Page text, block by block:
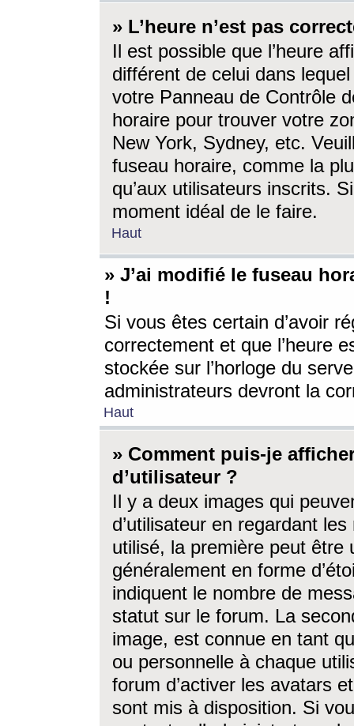
» L’heure n’est pas
Il est possible que l’heure
différent de celui dans
votre Panneau de Contrôle
horaire pour trouver votre
New York, Sydney, etc.
fuseau horaire, comme la
qu’aux utilisateurs inscrits.
moment idéal de le faire.
Haut
» J’ai modifié le fuseau
!
Si vous êtes certain d’avoir
correctement et que l’heure
stockée sur l’horloge du
administrateurs devront la
Haut
» Comment puis-je
d’utilisateur ?
Il y a deux images qui
d’utilisateur en regardant
utilisé, la première peut être
généralement en forme
indiquent le nombre de
statut sur le forum. La
image, est connue en tant
ou personnelle à chaque
forum d’activer les avatars
sont mis à disposition. Si